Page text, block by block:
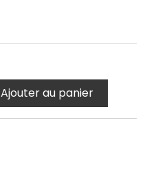
Ajouter au panier